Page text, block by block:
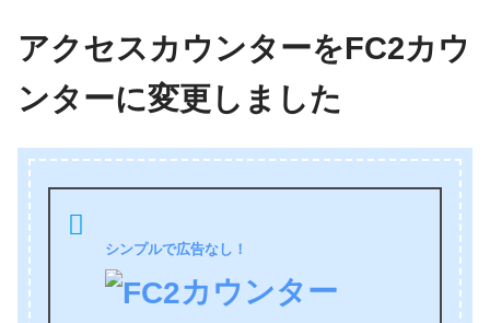
アクセスカウンターをFC2カウ
ンターに変更しました
シンプルで広告なし！
カウンター